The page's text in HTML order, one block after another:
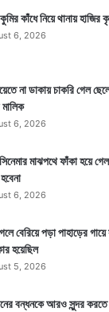
Petrol Diesel Price
কাঁধে নিয়ে থানায় হাজির
6, 2026
না ডাকায় চাকরি গেল
6, 2026
মাঝপথে ফাঁকা হয়ে
6, 2026
বেরিয়ে পড়া পাহাড়ের
হয়েছিল
5, 2026
বন্ধনকে আরও সুন্দর করতে